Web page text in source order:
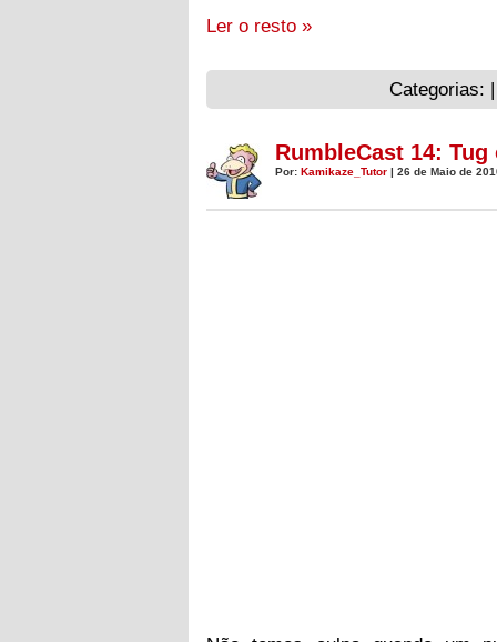
Ler o resto »
Categorias:
RumbleCast 14: Tug
Por: Kamikaze_Tutor | 26 de Maio de